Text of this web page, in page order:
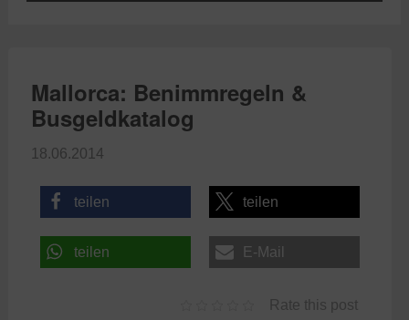
Mallorca: Benimmregeln &
Busgeldkatalog
18.06.2014
teilen teilen
teilen E-Mail
Rate this post